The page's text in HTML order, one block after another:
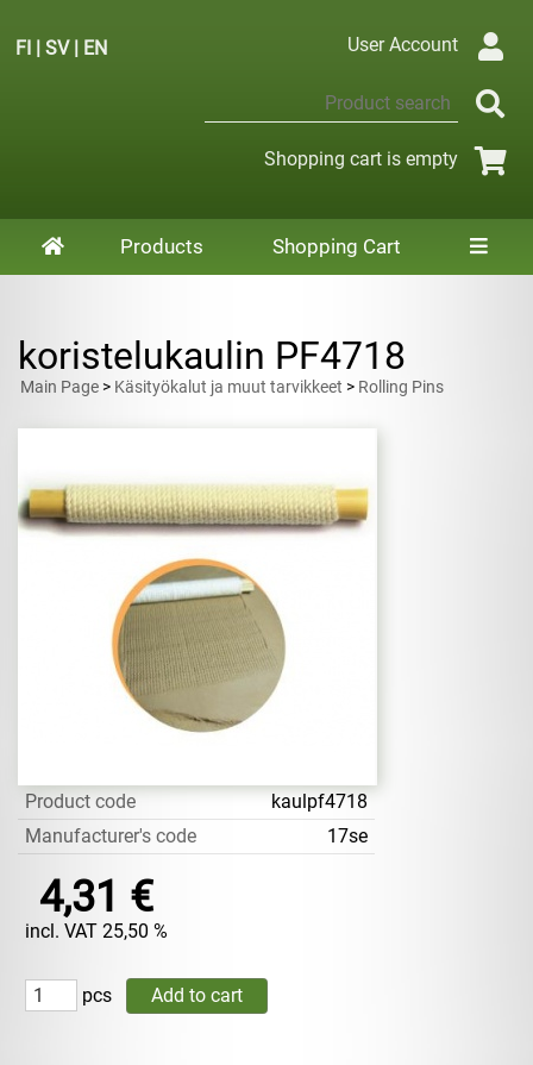
FI | SV| EN User Account
Shopping cart is empty
Products Shopping Cart
koristelukaulin PF4718
Main Page > Käsityökalut ja muut tarvikkeet > Rolling Pins
Product code
kaulpf4718
Manufacturer's code
17se
4,31 €
incl. VAT 25,50 %
pcs